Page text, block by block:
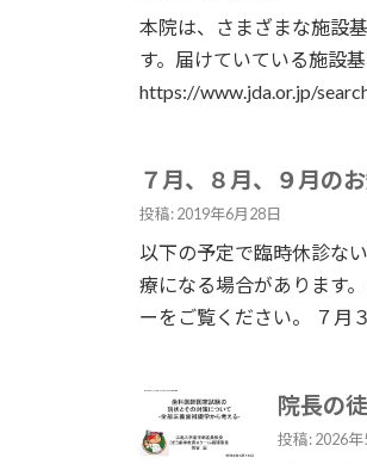
本院は、さまざまな施設
す。届けていている施設
https://www.jda.or.jp/
７月、８月、９月の
投稿: 2019年6月28日
以下の予定で臨時休診な
療になる場合があります
ーをご覧ください。 ７月
院長の
投稿: 2026